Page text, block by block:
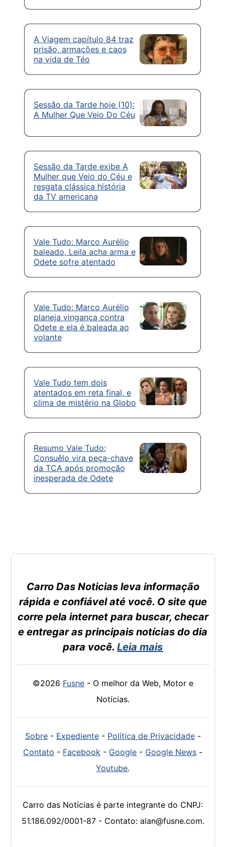
A Viagem capítulo 84 traz
prisão, armações e caos
na vida de Téo
Sessão da Tarde hoje (10):
A Mulher Que Veio Do Céu
Sessão da Tarde exibe A
Mulher que Veio do Céu e
resgata clássica história
da TV americana
Vale Tudo: Marco Aurélio
baleado, Leila acha arma e
Odete sofre atentado
Vale Tudo: Marco Aurélio
planeja vingança contra
Odete e ela é baleada ao
volante
Vale Tudo tem dois
atentados em reta final, e
clima de mistério na Globo
Resumo Vale Tudo:
Consuêlo vira peça-chave
da TCA após promoção
inesperada de Odete
Carro Das Noticias leva informação
rápida e confiável até você. O site que
corre pela internet para buscar, checar
e entregar as principais notícias do dia
para você.Leia mais
©2026 Fusne- O melhor da Web, Motor e
Notícias.
Sobre- Expediente- Política de Privacidade-
Contato - Facebook - Google - Google News -
Youtube.
Carro das Notícias é parte integrante do CNPJ:
51.186.092/0001-87 - Contato: alan@fusne.com.